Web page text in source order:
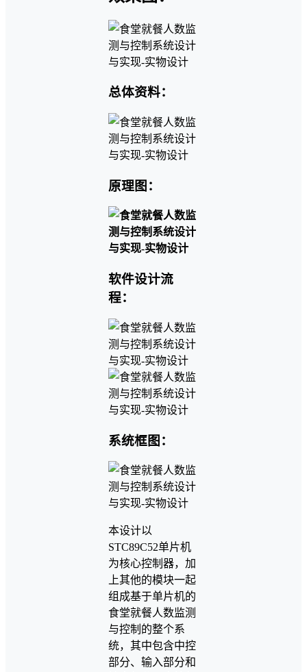
总体资料：
原理图：
软件设计流
程：
系统框图：
本设计以
STC89C52单片机
为核心控制器，加
上其他的模块一起
组成基于单片机的
食堂就餐人数监测
与控制的整个系
统，其中包含中控
部分、输入部分和